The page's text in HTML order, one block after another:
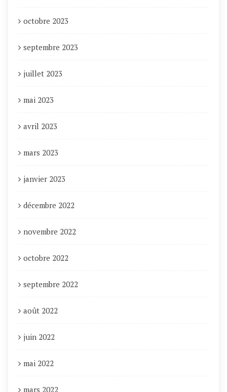
octobre 2023
septembre 2023
juillet 2023
mai 2023
avril 2023
mars 2023
janvier 2023
décembre 2022
novembre 2022
octobre 2022
septembre 2022
août 2022
juin 2022
mai 2022
mars 2022